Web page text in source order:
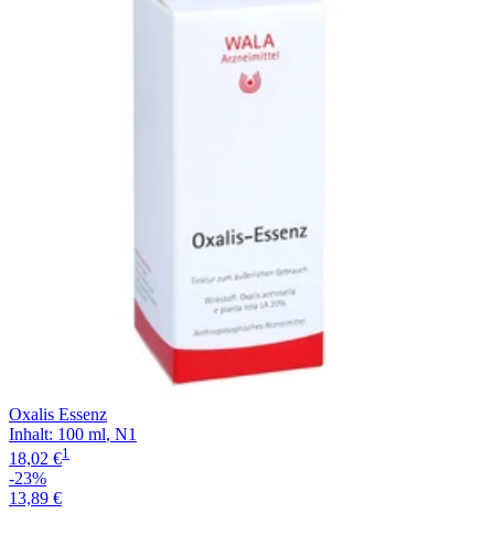
Oxalis Essenz
Inhalt: 100 ml, N1
18,02 €1
-23%
13,89 €